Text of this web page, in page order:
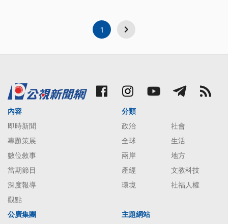
1
內容
即時新聞
專題策展
數位敘事
當期節目
深度報導
觀點
分類
政治
社會
全球
生活
兩岸
地方
產經
文教科技
環境
社福人權
公廣集團
主題網站